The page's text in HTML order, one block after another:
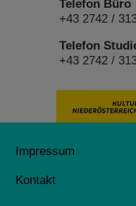
Telefon Büro
+43 2742 /
Telefon
+43 2742 /
Impressum
Kontakt